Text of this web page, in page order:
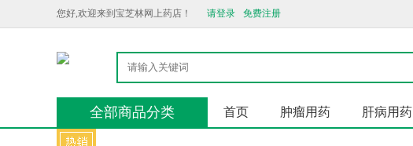
您好,欢迎来到宝芝林网上药店！ 请登录 免费注册
全部商品分类 首页 肿瘤用药 肝病用药